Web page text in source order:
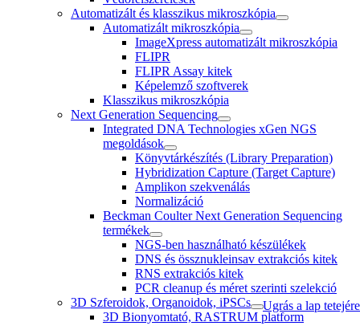
Automatizált és klasszikus mikroszkópia
Automatizált mikroszkópia
ImageXpress automatizált mikroszkópia
FLIPR
FLIPR Assay kitek
Képelemző szoftverek
Klasszikus mikroszkópia
Next Generation Sequencing
Integrated DNA Technologies xGen NGS
megoldások
Könyvtárkészítés (Library Preparation)
Hybridization Capture (Target Capture)
Amplikon szekvenálás
Normalizáció
Beckman Coulter Next Generation Sequencing
termékek
NGS-ben használható készülékek
DNS és össznukleinsav extrakciós kitek
RNS extrakciós kitek
PCR cleanup és méret szerinti szelekció
3D Szferoidok, Organoidok, iPSCs
3D Bionyomtató, RASTRUM platform
Ugrás a lap tetejére